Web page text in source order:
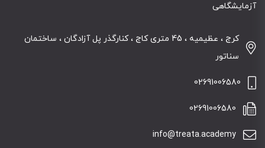
آزمایشگاهی
کرج ، عظیمیه ، 45 متری کاج ، کنارگذر پل آزادگان ، ساختمان
سناتور
02691006580
02691006580
info@treata.academy